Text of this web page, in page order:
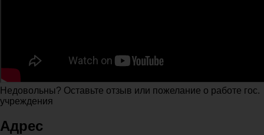
Недовольны? Оставьте отзыв или пожелание о работе гос.
учреждения
Адрес